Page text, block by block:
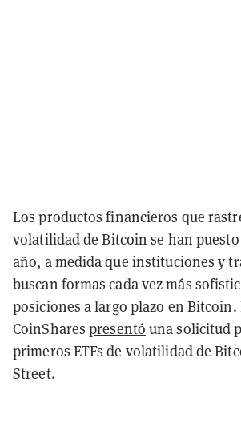
Los productos financieros que
volatilidad de Bitcoin se han puesto
año, a medida que instituciones y
buscan formas cada vez más
posiciones a largo plazo en Bitcoin.
CoinSharespresentó una solicitud
primeros ETFs de volatilidad de
Street.